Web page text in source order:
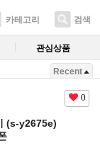
카테고리 검색
관심상품
Recent
0
(s-y2675e)